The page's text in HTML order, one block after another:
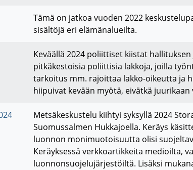
Tämä on jatkoa vuoden 2022
sisältöjä eri elämänalueilta.
Keväällä 2024 poliittiset kiistat
pitkäkestoisia poliittisia lakkoja, joilla
tarkoitus mm. rajoittaa lakko-oikeutta ja
hiipuivat kevään myötä, eivätkä
Metsäkeskustelu kiihtyi syksyllä 2024
Suomussalmen Hukkajoella. Keräys
luonnon monimuotoisuutta olisi
Keräyksessä verkkoartikkeita medioilta,
luonnonsuojelujärjestöiltä. Lisäksi